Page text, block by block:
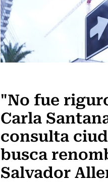
"No fue
Carla
consulta
busca
Salvador